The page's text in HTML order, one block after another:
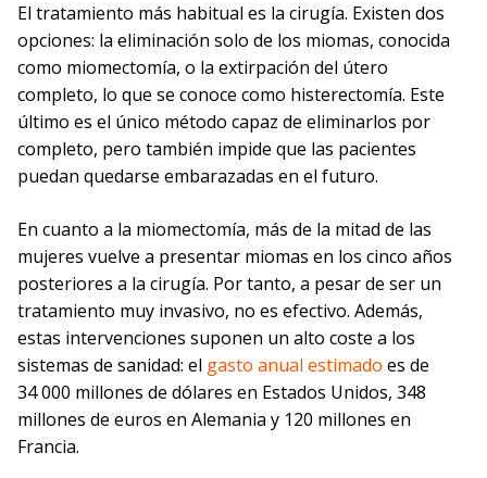
El tratamiento más habitual es la cirugía. Existen dos
opciones: la eliminación solo de los miomas, conocida
como miomectomía, o la extirpación del útero
completo, lo que se conoce como histerectomía. Este
último es el único método capaz de eliminarlos por
completo, pero también impide que las pacientes
puedan quedarse embarazadas en el futuro.
En cuanto a la miomectomía, más de la mitad de las
mujeres vuelve a presentar miomas en los cinco años
posteriores a la cirugía. Por tanto, a pesar de ser un
tratamiento muy invasivo, no es efectivo. Además,
estas intervenciones suponen un alto coste a los
sistemas de sanidad: el gasto anual estimado es de
34 000 millones de dólares en Estados Unidos, 348
millones de euros en Alemania y 120 millones en
Francia.